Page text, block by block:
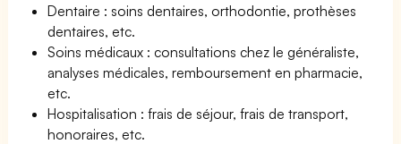
Dentaire : soins dentaires, orthodontie, prothèses
dentaires, etc.
Soins médicaux : consultations chez le généraliste,
analyses médicales, remboursement en pharmacie,
etc.
Hospitalisation : frais de séjour, frais de transport,
honoraires, etc.